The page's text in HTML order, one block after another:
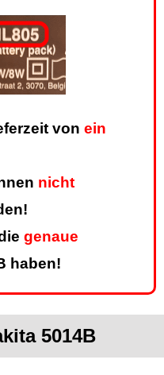
von ein
nicht
genaue
haben!
5014B